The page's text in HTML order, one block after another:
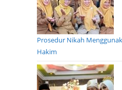
Prosedur Nikah
Hakim